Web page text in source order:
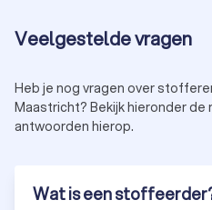
uit Maastricht in te
en energie. Ook weet je
Welke diensten biedt
Een stoffeerder uit Maastricht
aan die jouw interieur
Veelgestelde vragen
Heb je nog vragen over
Maastricht? Bekijk hieronder
antwoorden hierop.
Wat is een